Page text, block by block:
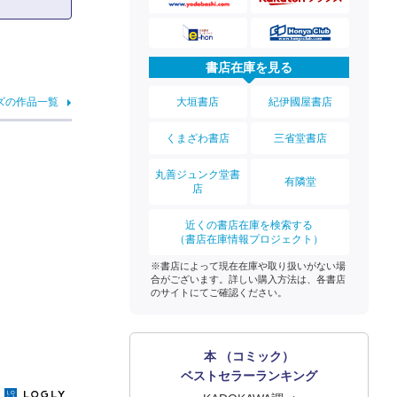
の作品一覧
書店在庫を見る
大垣書店 紀伊國屋書店
くまざわ書店 三省堂書店
丸善ジュンク堂書
店
有隣堂
近くの書店在庫を検索する
（書店在庫情報プロジェクト）
※書店によって現在在庫や取り扱いがない場
合がございます。詳しい購入方法は、各書店
のサイトにてご確認ください。
本 （コミック）
ベストセラーランキング